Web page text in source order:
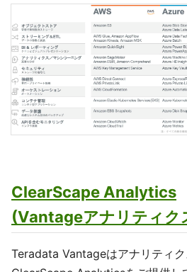
ClearScape Analytics
(Vantageアナリティク
Teradata Vantageはアナリティク